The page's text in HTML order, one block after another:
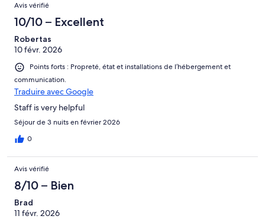
Avis vérifié
10/10 – Excellent
Robertas
10 févr. 2026
Points forts : Propreté, état et installations de l’hébergement et
communication.
Traduire avec Google
Staff is very helpful
Séjour de 3 nuits en février 2026
0
Avis vérifié
8/10 – Bien
Brad
11 févr. 2026